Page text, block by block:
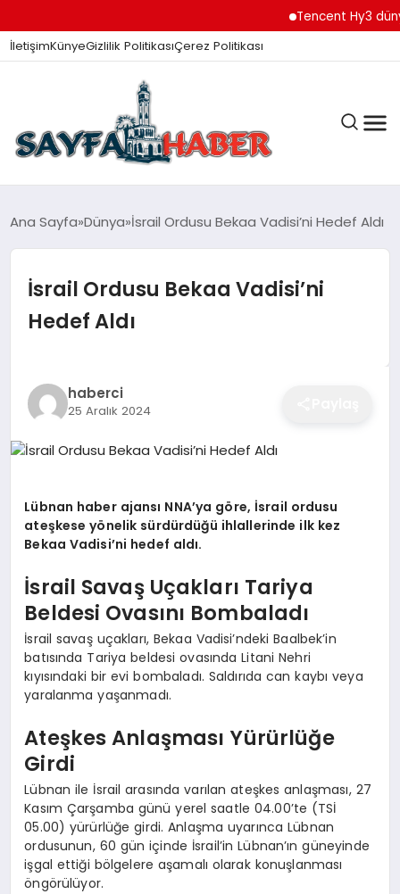
Tencent Hy3 dünya
İletişimKünyeGizlilik PolitikasıÇerez Politikası
ANA SAYFA
GÜNDEM
EĞITIM
SAĞLIK
SPOR
YAŞAM
DIĞER
Ana Sayfa Dünya İsrail Ordusu Bekaa Vadisi’ni Hedef Aldı
İsrail Ordusu Bekaa Vadisi’ni
Hedef Aldı
haberci
25 Aralık 2024
Lübnan haber ajansı NNA’ya göre, İsrail ordusu
ateşkese yönelik sürdürdüğü ihlallerinde ilk kez
Bekaa Vadisi’ni hedef aldı.
İsrail Savaş Uçakları Tariya
Beldesi Ovasını Bombaladı
İsrail savaş uçakları, Bekaa Vadisi’ndeki Baalbek’in
batısında Tariya beldesi ovasında Litani Nehri
kıyısındaki bir evi bombaladı. Saldırıda can kaybı veya
yaralanma yaşanmadı.
Ateşkes Anlaşması Yürürlüğe
Girdi
Lübnan ile İsrail arasında varılan ateşkes anlaşması, 27
Kasım Çarşamba günü yerel saatle 04.00’te (TSİ
05.00) yürürlüğe girdi. Anlaşma uyarınca Lübnan
ordusunun, 60 gün içinde İsrail’in Lübnan’ın güneyinde
işgal ettiği bölgelere aşamalı olarak konuşlanması
öngörülüyor.